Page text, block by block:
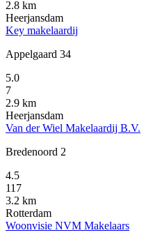
2.8 km
Heerjansdam
Key makelaardij
Appelgaard 34
5.0
7
2.9 km
Heerjansdam
Van der Wiel Makelaardij B.V.
Bredenoord 2
4.5
117
3.2 km
Rotterdam
Woonvisie NVM Makelaars